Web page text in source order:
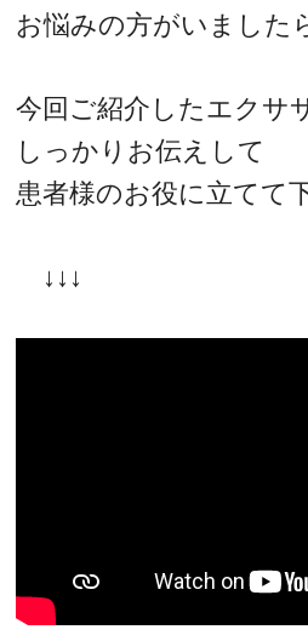
お悩みの方がいました
今回ご紹介したエクサ
しっかりお伝えして
患者様のお役に立てて
↓↓↓